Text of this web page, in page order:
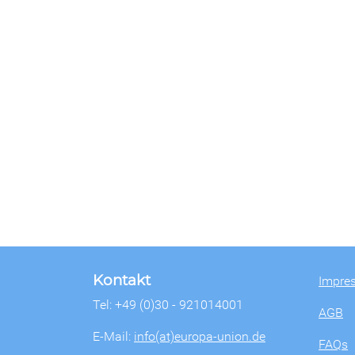
Kontakt
Tel: +49 (0)30 - 921014001
E-Mail: info(at)europa-union.de
AGB
FAQs